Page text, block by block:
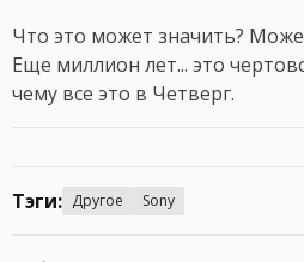
Что это может значить?
Еще миллион лет... это
чему все это в Четверг.
Тэги: Другое Sony